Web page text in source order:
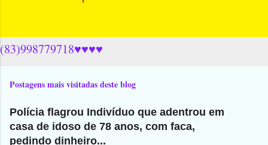
(83)998779718♥♥♥♥
Postagens mais visitadas deste blog
Polícia flagrou Indivíduo que adentrou em
casa de idoso de 78 anos, com faca,
pedindo dinheiro...